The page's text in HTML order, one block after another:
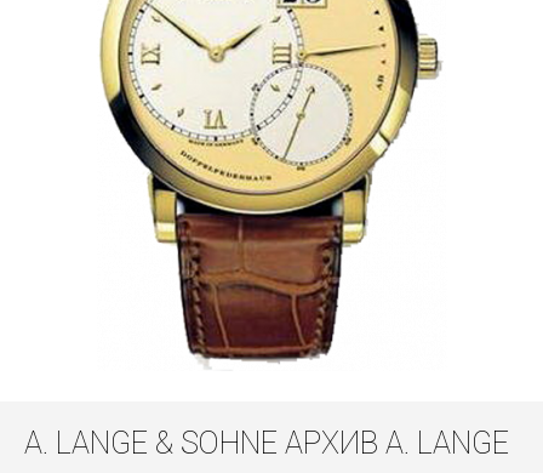
A. LANGE & SOHNE АРХИВ A. LANGE